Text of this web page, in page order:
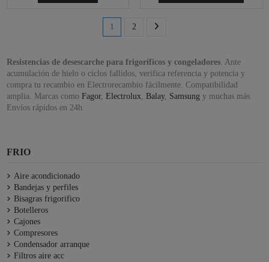
1 2
Resistencias de desescarche para frigoríficos y congeladores. Ante
acumulación de hielo o ciclos fallidos, verifica referencia y potencia y
compra tu recambio en Electrorecambio fácilmente. Compatibilidad
amplia. Marcas como Fagor, Electrolux Balay, Samsung y muchas más.
Envíos rápidos en 24h.
FRIO
Aire acondicionado
Bandejas y perfiles
Bisagras frigorifico
Botelleros
Cajones
Compresores
Condensador arranque
Filtros aire acc